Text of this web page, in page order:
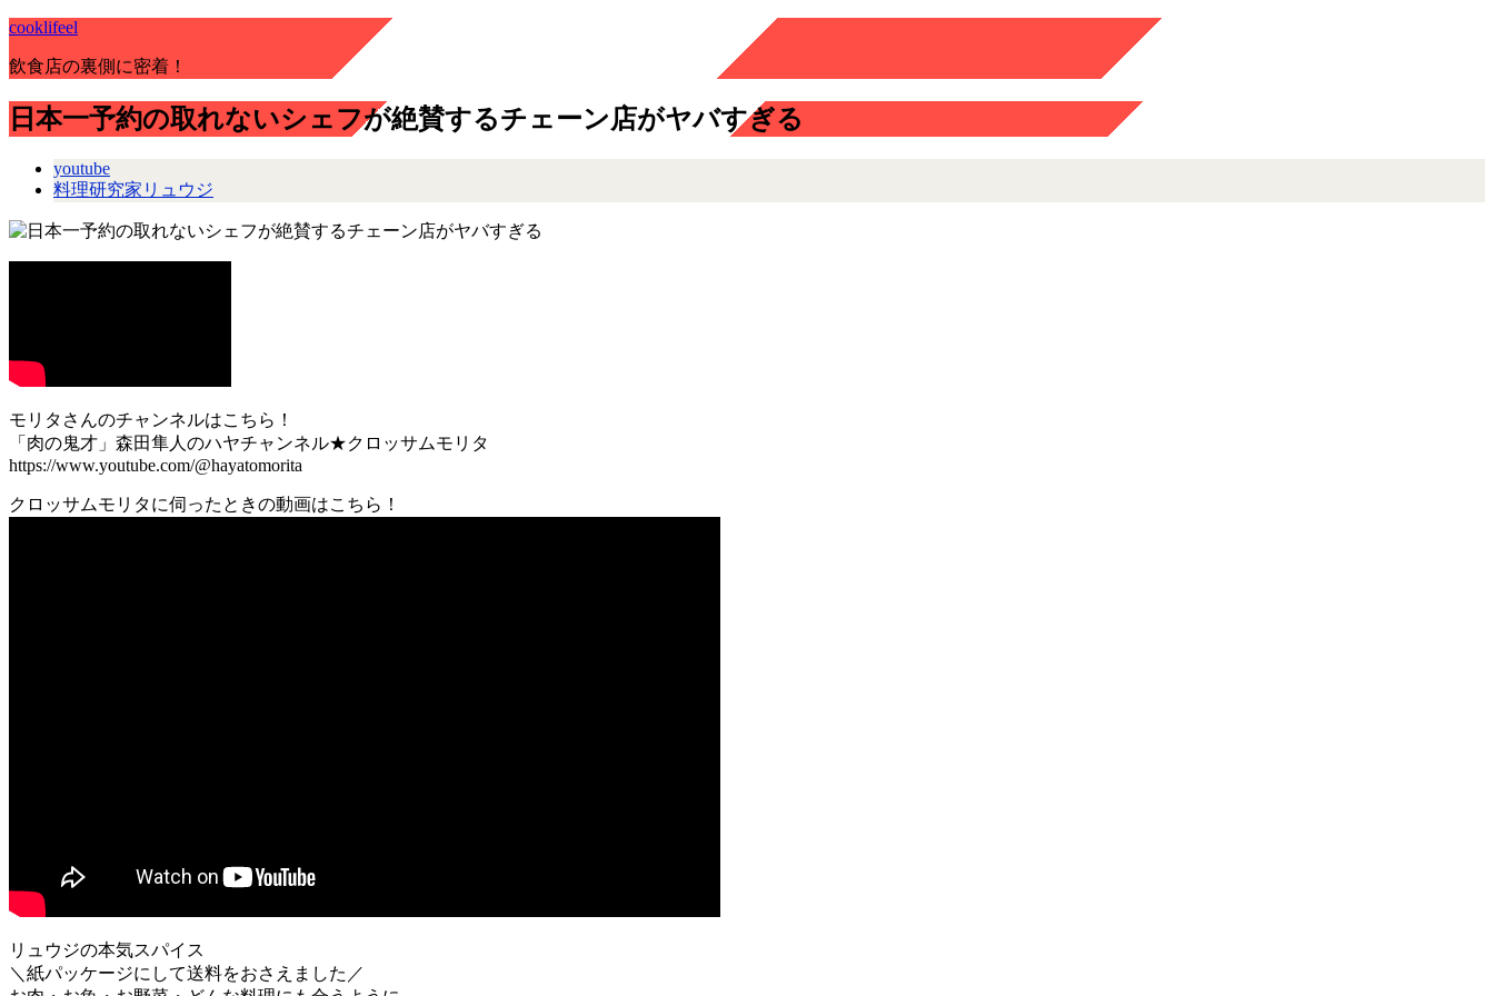
cooklifeel
飲食店の裏側に密着！
日本一予約の取れないシェフが絶賛するチェーン店がヤバすぎる
youtube
料理研究家リュウジ
モリタさんのチャンネルはこちら！
「肉の鬼才」森田隼人のハヤチャンネル★クロッサムモリタ
https://www.youtube.com/@hayatomorita
クロッサムモリタに伺ったときの動画はこちら！
リュウジの本気スパイス
＼紙パッケージにして送料をおさえました／